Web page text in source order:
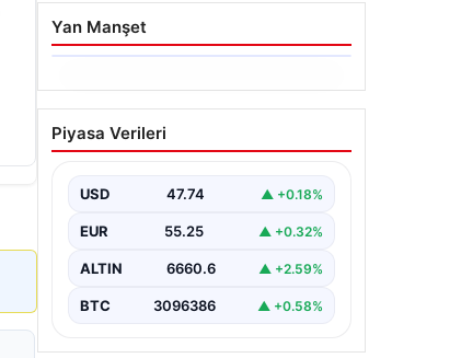
Yan Manşet
06.08.2026
Dumanlar ilçeyi kapladı:
Bursa’da tamirhanede
Piyasa Verileri
USD 47.74 ▲ +0.18%
EUR 55.25 ▲ +0.32%
ALTIN 6660.6 ▲ +2.59%
BTC 3096386 ▲ +0.58%